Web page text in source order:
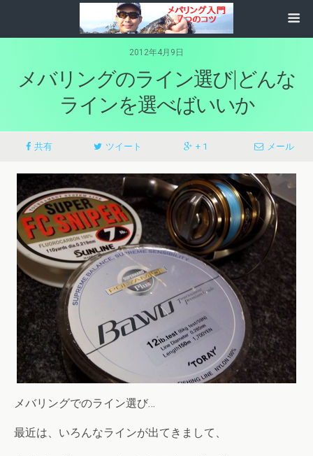
2012年4月9日
メバリングのライン選び|どんな
ラインを選べばいいか
共有 ツイート + 1 メール
メバリングでのライン選び…
最近は、いろんなラインが出てきまして、